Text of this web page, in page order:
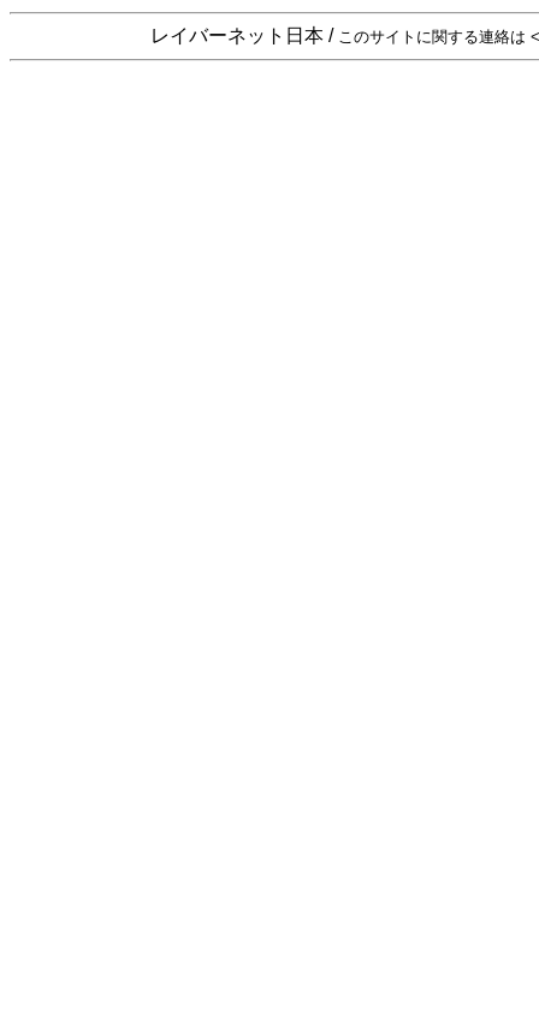
レイバーネット日本 / このサイトに関する連絡は